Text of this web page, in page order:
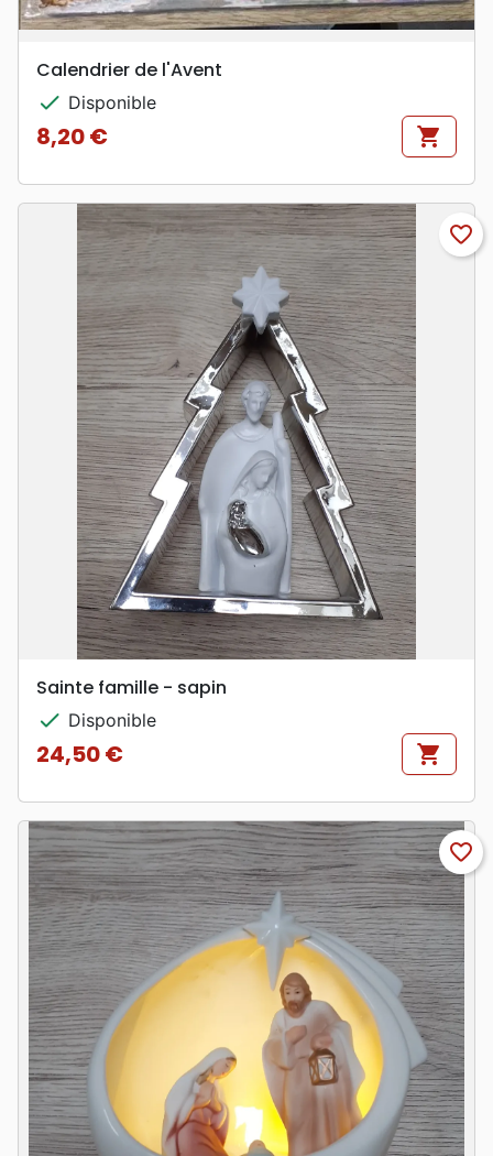
Calendrier de l'Avent
check Disponible
Prix
8,20 € shopping_cart
favorite_border
Sainte famille - sapin
check Disponible
Prix
24,50 € shopping_cart
favorite_border